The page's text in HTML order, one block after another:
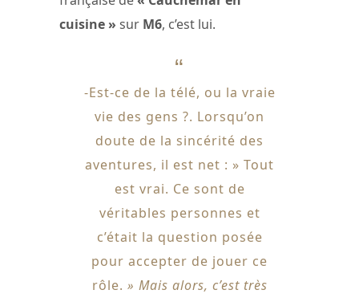
cuisine » sur M6, c’est lui.
-Est-ce de la télé, ou la vraie
vie des gens ?. Lorsqu’on
doute de la sincérité des
aventures, il est net : » Tout
est vrai. Ce sont de
véritables personnes et
c’était la question posée
pour accepter de jouer ce
rôle. » Mais alors, c’est très